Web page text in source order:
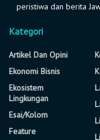
peristiwa dan berita
Kategori
Artikel Dan Opini
Ekonomi Bisnis
Ekosistem
Lingkungan
Esai/Kolom
Feature